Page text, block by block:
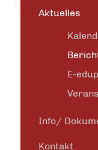
Aktuelles
E-
Info/
Kontakt